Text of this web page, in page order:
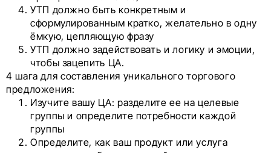
УТП должно быть конкретным и
сформулированным кратко, желательно в одну
ёмкую, цепляющую фразу
УТП должно задействовать и логику и эмоции,
чтобы зацепить ЦА.
4 шага для составления уникального торгового
предложения:
Изучите вашу ЦА: разделите ее на целевые
группы и определите потребности каждой
группы
Определите, как ваш продукт или услуга